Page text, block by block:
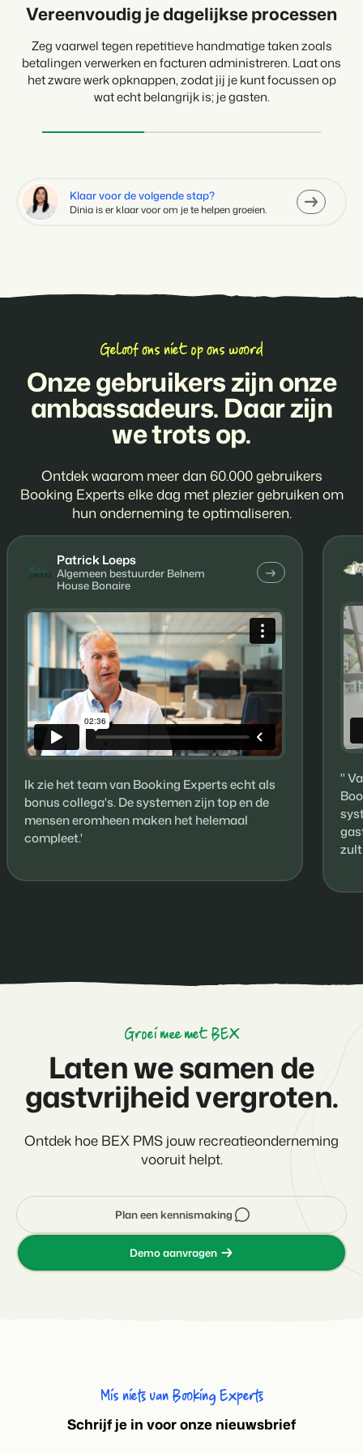
Vereenvoudig je dagelijkse processen
Zeg vaarwel tegen repetitieve handmatige taken zoals
betalingen verwerken en facturen administreren. Laat ons
het zware werk opknappen, zodat jij je kunt focussen op
wat echt belangrijk is; je gasten.
Ontvang betalingen met gemak
Ongeacht de betaalmethode die de gast wil gebruiken;
betalingen worden automatisch verwerkt en gekoppeld aan
de juiste boeking of factuur.
Maak keuzes op basis van data
Leid je bedrijf met meer vertrouwen door beslissingen te
baseren op inzichten uit real-time statistieken.
Klaar voor de volgende stap?
Dinia is er klaar voor om je te helpen groeien.
Geloof ons niet op ons woord
Onze gebruikers zijn onze
ambassadeurs. Daar zijn
we trots op.
Ontdek waarom meer dan 60.000 gebruikers
Booking Experts elke dag met plezier gebruiken om
hun onderneming te optimaliseren.
Patrick Loeps
Algemeen bestuurder Belnem
House Bonaire
Ik zie het team van Booking Experts echt als
bonus collega's. De systemen zijn top en de
mensen eromheen maken het helemaal
compleet.'
''
Groei mee met BEX
Laten we samen de
gastvrijheid vergroten.
Ontdek hoe BEX PMS jouw recreatieonderneming
vooruit helpt.
Demo aanvragen
Plan een kennismaking
Mis niets van Booking Experts
Schrijf je in voor onze nieuwsbrief